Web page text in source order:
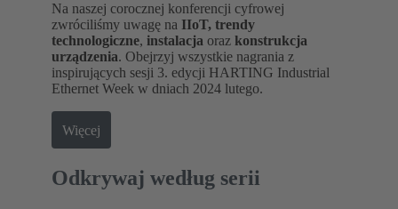
Na naszej corocznej konferencji cyfrowej
zwróciliśmy uwagę na IIoT, trendy
technologiczne, instalacja oraz konstrukcja
urządzenia. Obejrzyj wszystkie nagrania z
inspirujących sesji 3. edycji HARTING Industrial
Ethernet Week w dniach 2024 lutego.
Więcej
Odkrywaj według serii